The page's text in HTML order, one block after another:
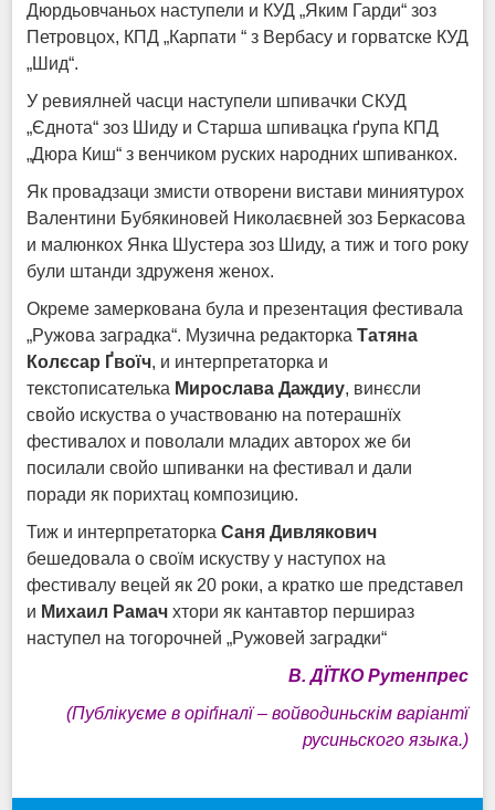
Дюрдьовчаньох наступели и КУД „Яким Гарди“ зоз
Петровцох, КПД „Карпати “ з Вербасу и горватске КУД
„Шид“.
У ревиялней часци наступели шпивачки СКУД
„Єднота“ зоз Шиду и Старша шпивацка ґрупа КПД
„Дюра Киш“ з венчиком руских народних шпиванкох.
Як провадзаци змисти отворени вистави миниятурох
Валентини Бубякиновей Николаєвней зоз Беркасова
и малюнкох Янка Шустера зоз Шиду, а тиж и того року
були штанди здруженя женох.
Окреме замеркована була и презентация фестивала
„Ружова заградка“. Музична редакторка Татяна
Колєсар Ґвоїч, и интерпретаторка и
текстописателька Мирослава Даждиу, винєсли
свойо искуства о участвованю на потерашнїх
фестивалох и поволали младих авторох же би
посилали свойо шпиванки на фестивал и дали
поради як порихтац композицию.
Тиж и интерпретаторка Саня Дивлякович
бешедовала о своїм искуству у наступох на
фестивалу вецей як 20 роки, а кратко ше представел
и Михаил Рамачхтори як кантавтор першираз
наступел на тогорочней „Ружовей заградки“
В. ДЇТКО Рутенпрес
(Публікуєме в оріґіналї – войводиньскім варіантї
русиньского языка.)